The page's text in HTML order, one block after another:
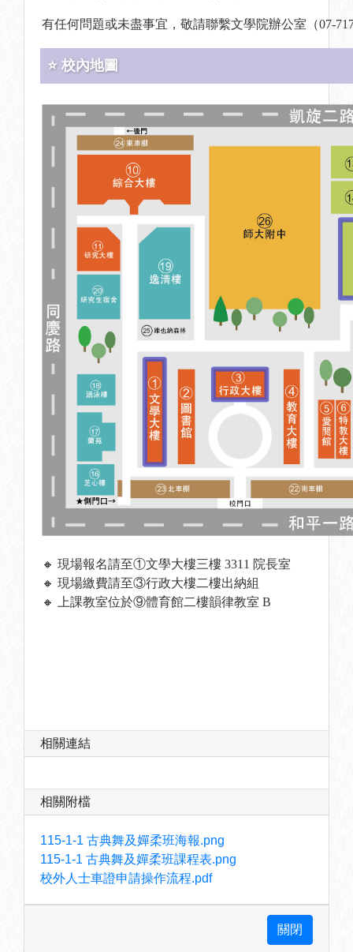
有任何問題或未盡事宜，敬請聯繫文學院辦公室（07-
⭐ 校內地圖
🔸 現場報名請至①文學大樓三樓 3311 院長室
🔸 現場繳費請至③行政大樓二樓出納組
🔸 上課教室位於⑨體育館二樓韻律教室 B
相關連結
相關附檔
115-1-1 古典舞及嬋柔班海報.png
115-1-1 古典舞及嬋柔班課程表.png
校外人士車證申請操作流程.pdf